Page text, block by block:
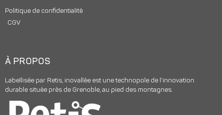
Politique de confidentialité
CGV
À PROPOS
Labellisée par Retis, inovallée est une technopole de l’innovation
durable située près de Grenoble, au pied des montagnes.